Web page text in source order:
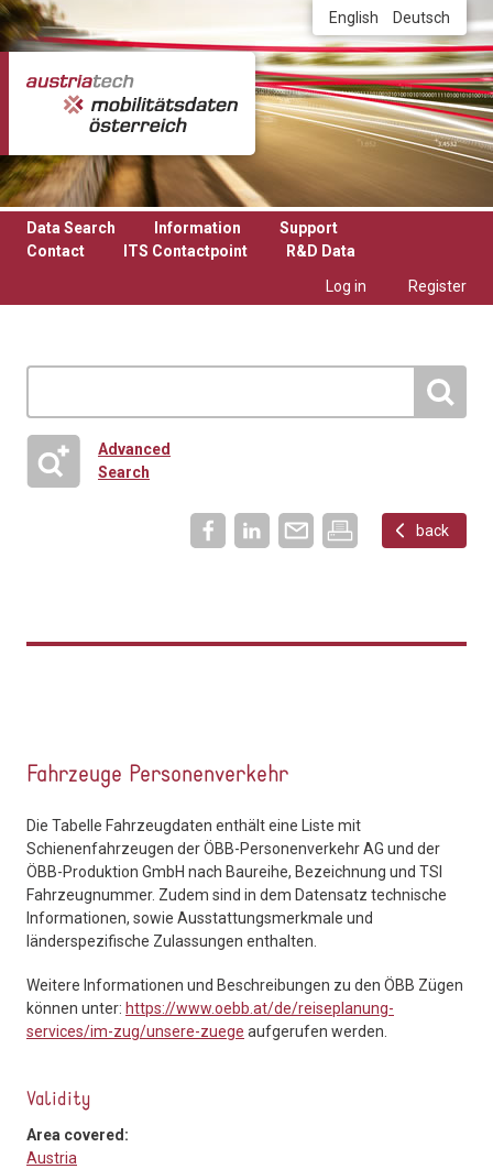
Skip to main content English Deutsch
Data Search Information
Support
Contact
ITS Contactpoint
R&D Data
Log in
Register
Advanced
Search
back
Fahrzeuge Personenverkehr
Die Tabelle Fahrzeugdaten enthält eine Liste mit
Schienenfahrzeugen der ÖBB-Personenverkehr AG und der
ÖBB-Produktion GmbH nach Baureihe, Bezeichnung und TSI
Fahrzeugnummer. Zudem sind in dem Datensatz technische
Informationen, sowie Ausstattungsmerkmale und
länderspezifische Zulassungen enthalten.
Weitere Informationen und Beschreibungen zu den ÖBB Zügen
können unter: https://www.oebb.at/de/reiseplanung-
services/im-zug/unsere-zuege aufgerufen werden.
Validity
Area covered:
Austria